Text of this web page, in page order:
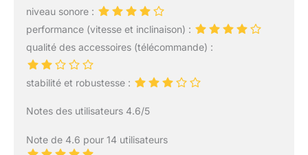
niveau sonore :
performance (vitesse et inclinaison) :
qualité des accessoires (télécommande) :
stabilité et robustesse :
Notes des utilisateurs 4.6/5
Note de 4.6 pour 14 utilisateurs